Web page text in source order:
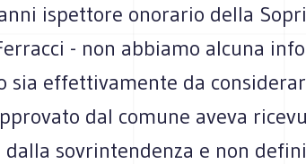
ispettore onorario della
- non abbiamo alcuna
sia effettivamente da
dal comune aveva
sovrintendenza e non